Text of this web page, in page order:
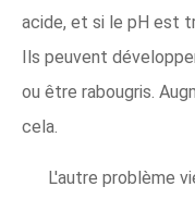
acide, et si le pH est
Ils peuvent
ou être rabougris.
cela.
L'autre problème